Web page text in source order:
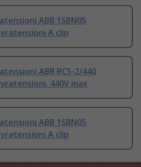
ABB 1SBN05
A clip
ABB RC5-2/440
440V max
ABB 1SBN05
A clip